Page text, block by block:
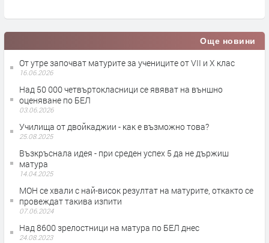
Още новини
От утре започват матурите за учениците от VII и X клас
16.06.2026
Над 50 000 четвъртокласници се явяват на външно
оценяване по БЕЛ
03.06.2026
Училища от двойкаджии - как е възможно това?
25.08.2025
Възкръснала идея - при среден успех 5 да не държиш
матура
14.04.2025
МОН се хвали с най-висок резултат на матурите, откакто се
провеждат такива изпити
07.06.2024
Над 8600 зрелостници на матура по БЕЛ днес
24.08.2023